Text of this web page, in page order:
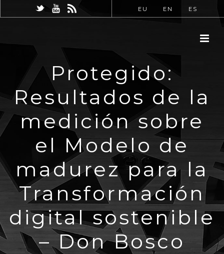
EU EN ES
Protegido:
Resultados de la
medición sobre
el Modelo de
madurez para la
Transformación
digital sostenible
– Don Bosco